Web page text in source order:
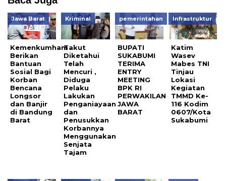
Jawa Barat
Kemenkumham
Berikan
Bantuan
Sosial Bagi
Korban
Bencana
Longsor
dan Banjir
di Bandung
Barat
Kriminal
Takut
Diketahui
Telah
Mencuri ,
Diduga
Pelaku
Lakukan
Penganiayaan
dan
Penusukkan
Korbannya
Menggunakan
Senjata
Tajam
pemerintahan
BUPATI
SUKABUMI
TERIMA
ENTRY
MEETING
BPK RI
PERWAKILAN
JAWA
BARAT
Infrastruktur
Katim
Wasev
Mabes TNI
Tinjau
Lokasi
Kegiatan
TMMD Ke-
116 Kodim
0607/Kota
Sukabumi